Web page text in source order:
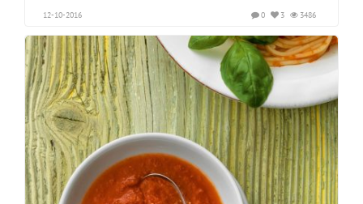
12-10-2016 3486
3
0